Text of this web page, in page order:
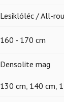
Lesiklóléc / All-
160 - 170 cm
Densolite mag
130 cm, 140 cm,